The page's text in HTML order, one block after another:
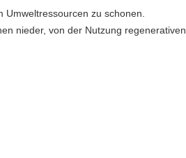
zu schonen.
nieder, von der Nutzung regenerativen